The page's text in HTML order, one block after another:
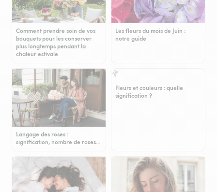
Comment prendre soin de vos
bouquets pour les conserver
plus longtemps pendant la
chaleur estivale
Les fleurs du mois de Juin :
notre guide
Langage des roses :
signification, nombre de roses…
Fleurs et couleurs : quelle
signification ?